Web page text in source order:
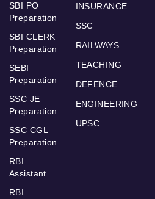
SBI PO
Preparation
SBI CLERK
Preparation
SEBI
Preparation
SSC JE
Preparation
SSC CGL
Preparation
RBI
Assistant
RBI
INSURANCE
SSC
RAILWAYS
TEACHING
DEFENCE
ENGINEERING
UPSC